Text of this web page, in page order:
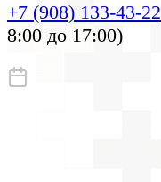
+7 (908) 133-43-22
8:00 до 17:00)